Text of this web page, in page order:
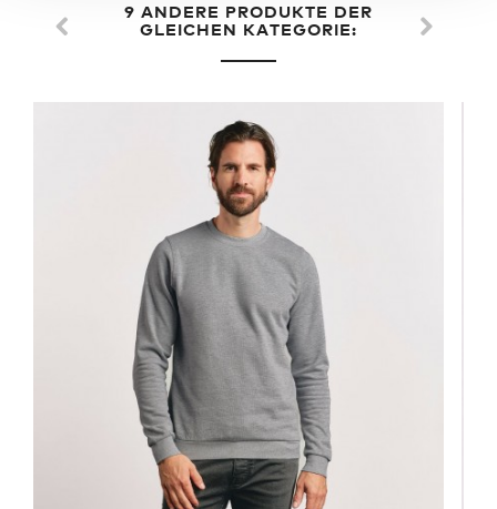
9 ANDERE PRODUKTE DER
GLEICHEN KATEGORIE: